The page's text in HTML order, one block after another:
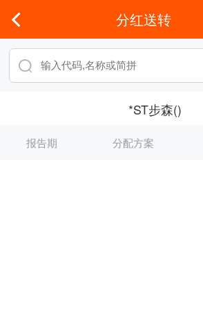
分红送转
*ST步森()
报告期 分配方案